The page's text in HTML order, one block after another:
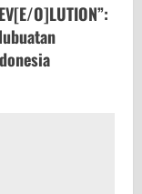
O]LUTION”: